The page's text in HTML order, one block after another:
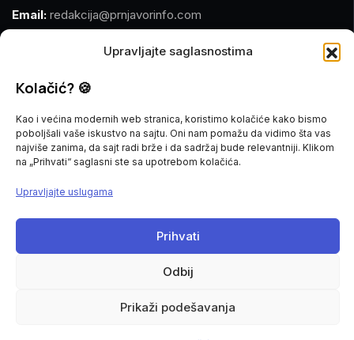
Upravljajte saglasnostima
Kolačić? 🍪
Kao i većina modernih web stranica, koristimo kolačiće kako bismo
poboljšali vaše iskustvo na sajtu. Oni nam pomažu da vidimo šta vas
najviše zanima, da sajt radi brže i da sadržaj bude relevantniji. Klikom
na „Prihvati“ saglasni ste sa upotrebom kolačića.
Upravljajte uslugama
Prihvati
Odbij
Prikaži podešavanja
Email: redakcija@prnjavorinfo.com
(+387)065 609 937
MARKETING
Email: marketing@prnjavorinfo.com
Telefon:(+387)065 955 355
POŠALJI VIJEST
Imate vijest za nas? Javite nam se na
redakcija@prnjavorinfo.com
Politika kolačića